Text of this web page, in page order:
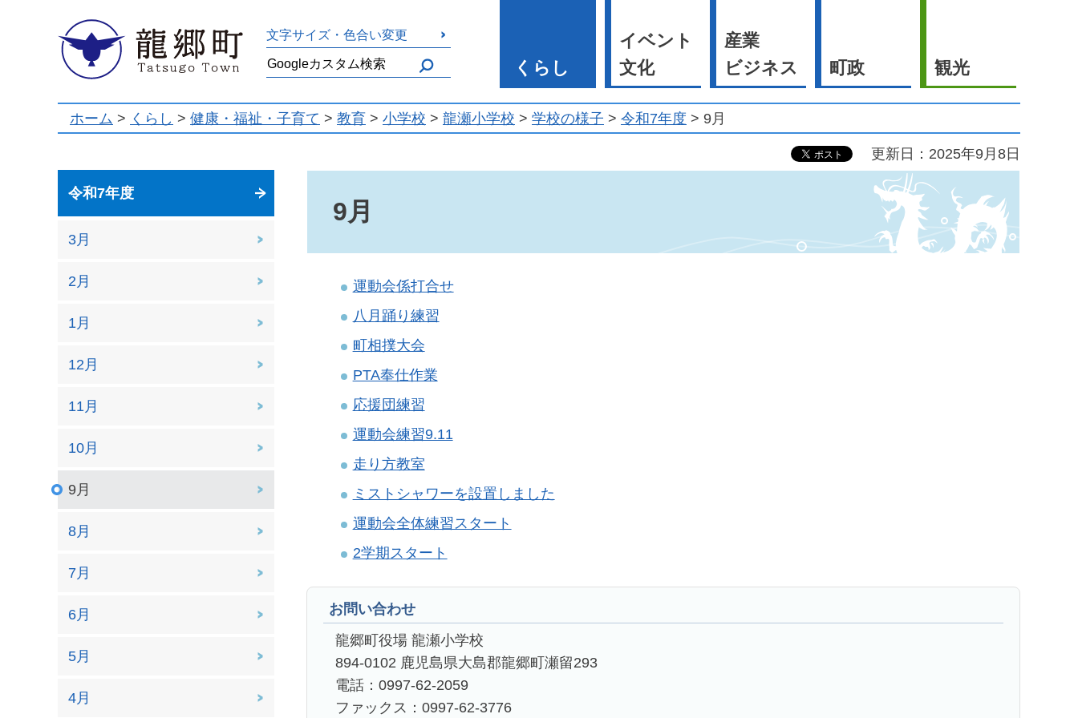
龍郷町 文字サイズ・色合い変更
くらし
イベント
文化
産業
ビジネス
町政 観光
ホーム > くらし > 健康・福祉・子育て > 教育 > 小学校 > 龍瀬小学校 > 学校の様子 > 令和7年度 > 9月
更新日：2025年9月8日
令和7年度
3月
2月
1月
12月
11月
10月
9月
8月
7月
6月
5月
4月
9月
運動会係打合せ
八月踊り練習
町相撲大会
PTA奉仕作業
応援団練習
運動会練習9.11
走り方教室
ミストシャワーを設置しました
運動会全体練習スタート
2学期スタート
お問い合わせ
龍郷町役場 龍瀬小学校
894-0102 鹿児島県大島郡龍郷町瀬留293
電話：0997-62-2059
ファックス：0997-62-3776